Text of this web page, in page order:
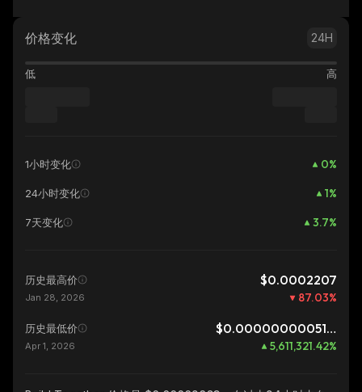
价格变化 24H
低 高
1小时变化 0%
24小时变化 1%
7天变化 3.7%
历史最高价 $0.0002207
Jan 28, 2026 87.03%
历史最低价 $0.0000000005102
Apr 1, 2026 5,611,321.42%